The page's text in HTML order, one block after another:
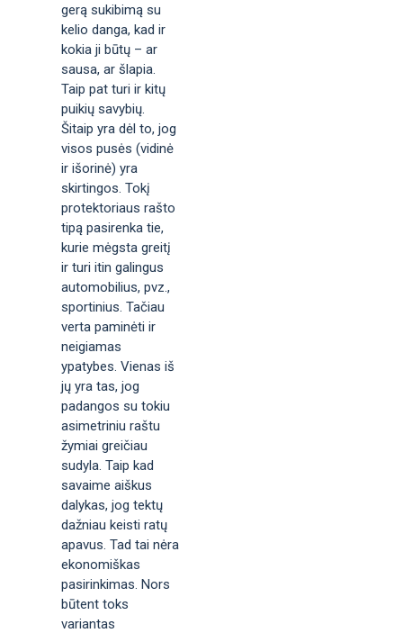
gerą sukibimą su
kelio danga, kad ir
kokia ji būtų – ar
sausa, ar šlapia.
Taip pat turi ir kitų
puikių savybių.
Šitaip yra dėl to, jog
visos pusės (vidinė
ir išorinė) yra
skirtingos. Tokį
protektoriaus rašto
tipą pasirenka tie,
kurie mėgsta greitį
ir turi itin galingus
automobilius, pvz.,
sportinius. Tačiau
verta paminėti ir
neigiamas
ypatybes. Vienas iš
jų yra tas, jog
padangos su tokiu
asimetriniu raštu
žymiai greičiau
sudyla. Taip kad
savaime aiškus
dalykas, jog tektų
dažniau keisti ratų
apavus. Tad tai nėra
ekonomiškas
pasirinkimas. Nors
būtent toks
variantas